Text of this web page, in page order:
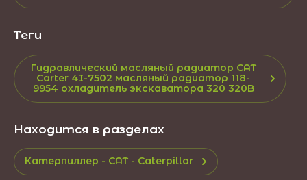
теги
Гидравлический масляный радиатор CAT
Carter 4I-7502 масляный радиатор 118-
9954 охладитель экскаватора 320 320B
Находится в разделах
Катерпиллер - CAT - Caterpillar